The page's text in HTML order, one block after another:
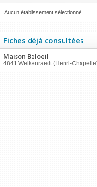
Aucun établissement sélectionné
Fiches déjà consultées
Maison Beloeil
4841 Welkenraedt (Henri-